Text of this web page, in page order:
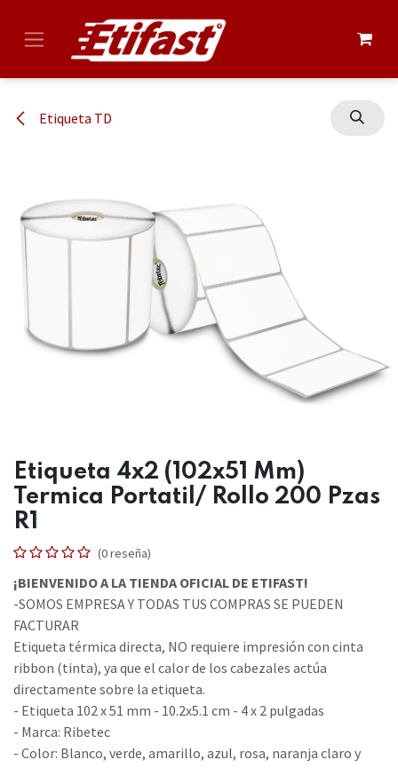
Etiqueta TD
Etiqueta 4x2 (102x51 Mm)
Termica Portatil/ Rollo 200 Pzas
R1
(0 reseña)
¡BIENVENIDO A LA TIENDA OFICIAL DE ETIFAST!
-SOMOS EMPRESA Y TODAS TUS COMPRAS SE PUEDEN
FACTURAR
Etiqueta térmica directa, NO requiere impresión con cinta
ribbon (tinta), ya que el calor de los cabezales actúa
directamente sobre la etiqueta.
- Etiqueta 102 x 51 mm - 10.2x5.1 cm - 4 x 2 pulgadas
- Marca: Ribetec
- Color: Blanco, verde, amarillo, azul, rosa, naranja claro y